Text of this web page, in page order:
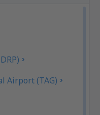
Airport (TAG)